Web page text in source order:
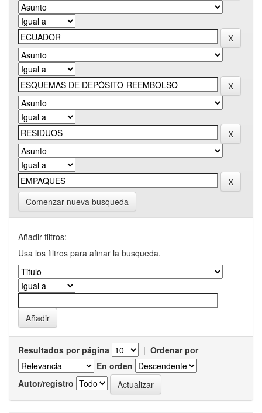
Comenzar nueva busqueda
Añadir filtros:
Usa los filtros para afinar la busqueda.
Resultados por página | Ordenar por
En orden
Autor/registro